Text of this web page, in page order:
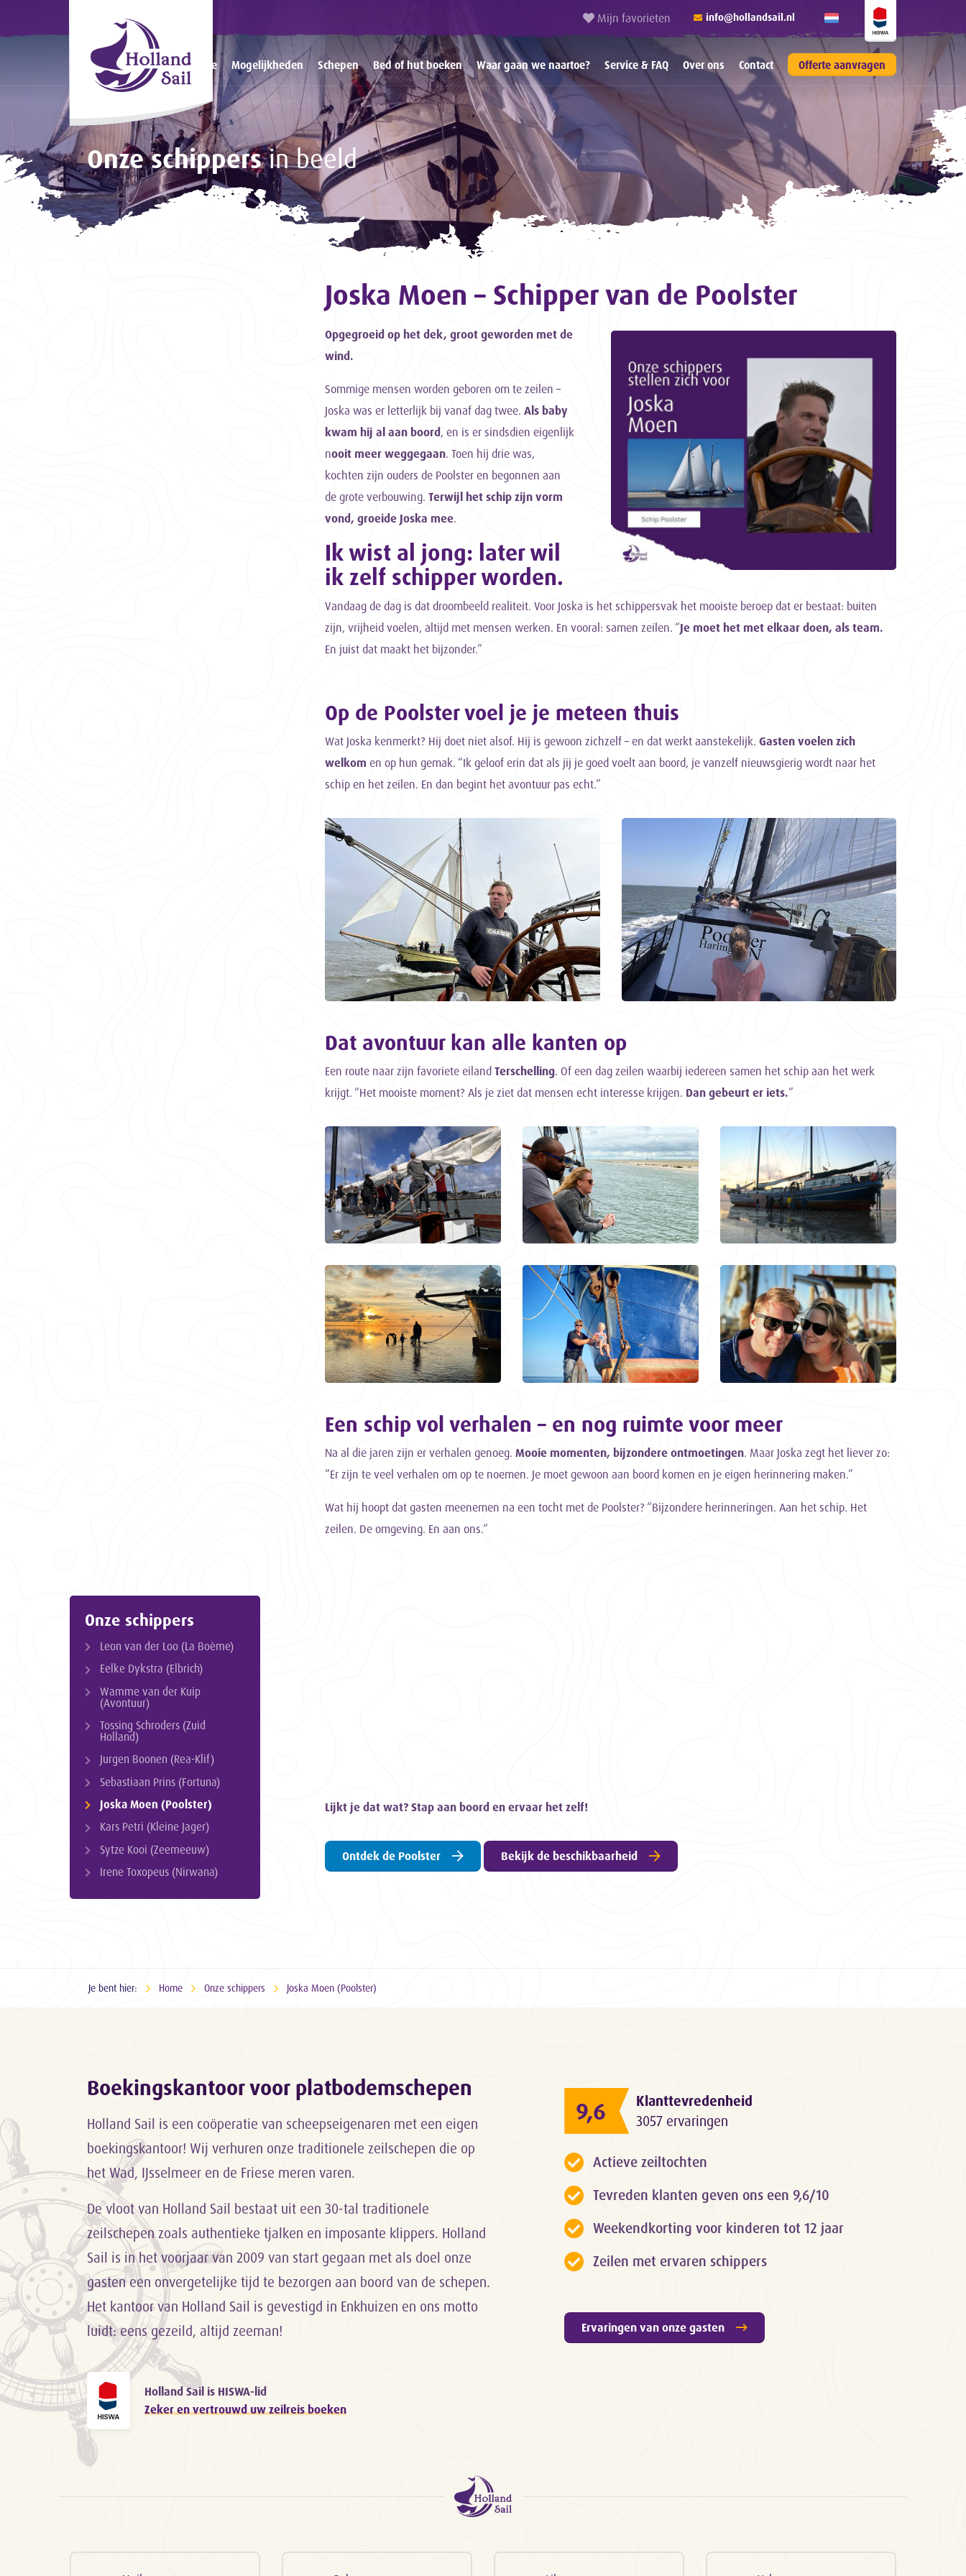
Mijn favorieten info@hollandsail.nl
Home Mogelijkheden Schepen Bed of hut boeken Waar gaan we naartoe? Service & FAQ Over ons Contact Offerte aanvragen
Onze schippersin beeld
Joska Moen – Schipper van de Poolster
Opgegroeid op het dek, groot geworden met de
wind.
Sommige mensen worden geboren om te zeilen –
Joska was er letterlijk bij vanaf dag twee. Als baby
kwam hij al aan boord, en is er sindsdien eigenlijk
nooit meer weggegaan. Toen hij drie was,
kochten zijn ouders de Poolster en begonnen aan
de grote verbouwing. Terwijl het schip zijn vorm
vond, groeide Joska mee.
Ik wist al jong: later wil
ik zelf schipper worden.
Vandaag de dag is dat droombeeld realiteit. Voor Joska is het schippersvak het mooiste beroep dat er bestaat: buiten
zijn, vrijheid voelen, altijd met mensen werken. En vooral: samen zeilen. “Je moet het met elkaar doen, als team.
En juist dat maakt het bijzonder.”
Op de Poolster voel je je meteen thuis
Wat Joska kenmerkt? Hij doet niet alsof. Hij is gewoon zichzelf – en dat werkt aanstekelijk. Gasten voelen zich
welkom en op hun gemak. “Ik geloof erin dat als jij je goed voelt aan boord, je vanzelf nieuwsgierig wordt naar het
schip en het zeilen. En dan begint het avontuur pas echt.”
Dat avontuur kan alle kanten op
Een route naar zijn favoriete eiland Terschelling. Of een dag zeilen waarbij iedereen samen het schip aan het werk
krijgt. “Het mooiste moment? Als je ziet dat mensen echt interesse krijgen. Dan gebeurt er iets.”
Een schip vol verhalen – en nog ruimte voor meer
Na al die jaren zijn er verhalen genoeg. Mooie momenten, bijzondere ontmoetingen. Maar Joska zegt het liever zo:
“Er zijn te veel verhalen om op te noemen. Je moet gewoon aan boord komen en je eigen herinnering maken.”
Wat hij hoopt dat gasten meenemen na een tocht met de Poolster? “Bijzondere herinneringen. Aan het schip. Het
zeilen. De omgeving. En aan ons.“
Lijkt je dat wat? Stap aan boord en ervaar het zelf!
Ontdek de Poolster Bekijk de beschikbaarheid
Onze schippers
Leon van der Loo (La Boème)
Eelke Dykstra (Elbrich)
Wamme van der Kuip
(Avontuur)
Tossing Schroders (Zuid
Holland)
Jurgen Boonen (Rea-Klif)
Sebastiaan Prins (Fortuna)
Joska Moen (Poolster)
Kars Petri (Kleine Jager)
Sytze Kooi (Zeemeeuw)
Irene Toxopeus (Nirwana)
Je bent hier: Home Onze schippers Joska Moen (Poolster)
Boekingskantoor voor platbodemschepen
Holland Sail is een coöperatie van scheepseigenaren met een eigen
boekingskantoor! Wij verhuren onze traditionele zeilschepen die op
het Wad, IJsselmeer en de Friese meren varen.
De vloot van Holland Sail bestaat uit een 30-tal traditionele
zeilschepen zoals authentieke tjalken en imposante klippers. Holland
Sail is in het voorjaar van 2009 van start gegaan met als doel onze
gasten een onvergetelijke tijd te bezorgen aan boord van de schepen.
Het kantoor van Holland Sail is gevestigd in Enkhuizen en ons motto
luidt: eens gezeild, altijd zeeman!
Holland Sail is HISWA-lid
Zeker en vertrouwd uw zeilreis boeken
9,6
Klanttevredenheid
3057 ervaringen
Actieve zeiltochten
Tevreden klanten geven ons een 9,6/10
Weekendkorting voor kinderen tot 12 jaar
Zeilen met ervaren schippers
Ervaringen van onze gasten